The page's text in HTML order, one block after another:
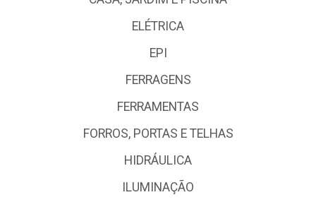
ELÉTRICA
EPI
FERRAGENS
FERRAMENTAS
FORROS, PORTAS E TELHAS
HIDRÁULICA
ILUMINAÇÃO